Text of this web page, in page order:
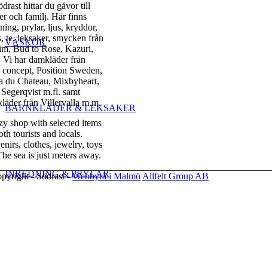
VÄSKOR
BARNKLÄDER & LEKSAKER
INREDNING & PRYLAR
hittar du gåvor till
och familj. Här finns
prylar, ljus, kryddor,
te, leksaker, smycken från
Bud to Rose, Kazuri,
Vi har damkläder från
concept, Position Sweden,
du Chateau, Mixbyheart,
m.fl. samt
från Villervalla m.m.
shop with selected items
tourists and locals.
clothes, jewelry, toys
sea is just meters away.
- Södrast -Webbyrå i MalmöAllfelt Group AB